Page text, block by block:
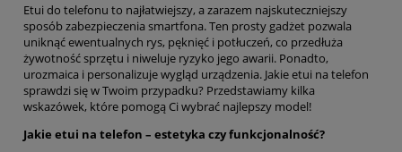
Etui do telefonu to najłatwiejszy, a zarazem najskuteczniejszy
sposób zabezpieczenia smartfona. Ten prosty gadżet pozwala
uniknąć ewentualnych rys, pęknięć i potłuczeń, co przedłuża
żywotność sprzętu i niweluje ryzyko jego awarii. Ponadto,
urozmaica i personalizuje wygląd urządzenia. Jakie etui na telefon
sprawdzi się w Twoim przypadku? Przedstawiamy kilka
wskazówek, które pomogą Ci wybrać najlepszy model!
Jakie etui na telefon – estetyka czy funkcjonalność?